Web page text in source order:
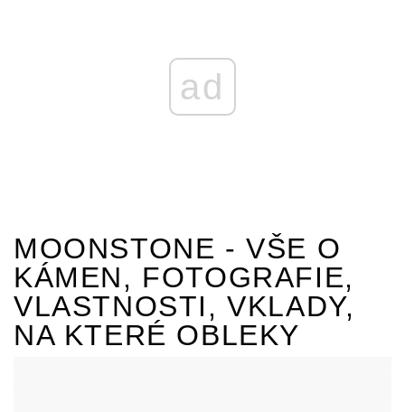
ad
MOONSTONE - VŠE O
KÁMEN, FOTOGRAFIE,
VLASTNOSTI, VKLADY,
NA KTERÉ OBLEKY